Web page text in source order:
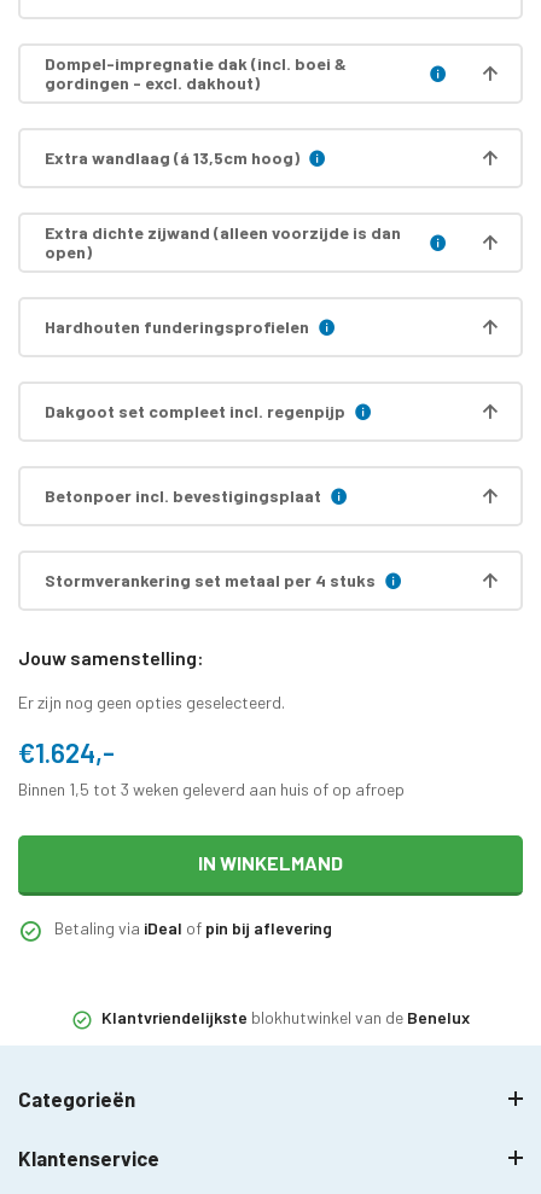
Dompel-impregnatie dak (incl. boei &
gordingen - excl. dakhout)
Extra wandlaag (á 13,5cm hoog)
Extra dichte zijwand (alleen voorzijde is dan
open)
Hardhouten funderingsprofielen
Dakgoot set compleet incl. regenpijp
Betonpoer incl. bevestigingsplaat
Stormverankering set metaal per 4 stuks
Jouw samenstelling:
Er zijn nog geen opties geselecteerd.
€1.624,-
Binnen 1,5 tot 3 weken geleverd aan huis of op afroep
IN WINKELMAND
Betaling via iDeal of pin bij aflevering
Klantvriendelijkste blokhutwinkel van de Benelux
Categorieën
Klantenservice